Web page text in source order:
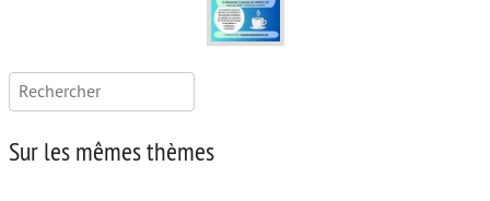
Rechercher :
Sur les mêmes thèmes